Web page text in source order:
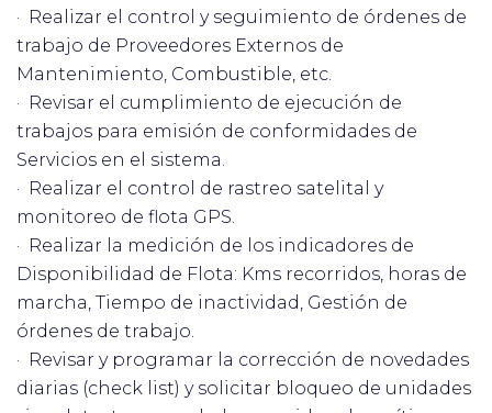
· Realizar el control y seguimiento de órdenes de
trabajo de Proveedores Externos de
Mantenimiento, Combustible, etc.
· Revisar el cumplimiento de ejecución de
trabajos para emisión de conformidades de
Servicios en el sistema.
· Realizar el control de rastreo satelital y
monitoreo de flota GPS.
· Realizar la medición de los indicadores de
Disponibilidad de Flota: Kms recorridos, horas de
marcha, Tiempo de inactividad, Gestión de
órdenes de trabajo.
· Revisar y programar la corrección de novedades
diarias (check list) y solicitar bloqueo de unidades